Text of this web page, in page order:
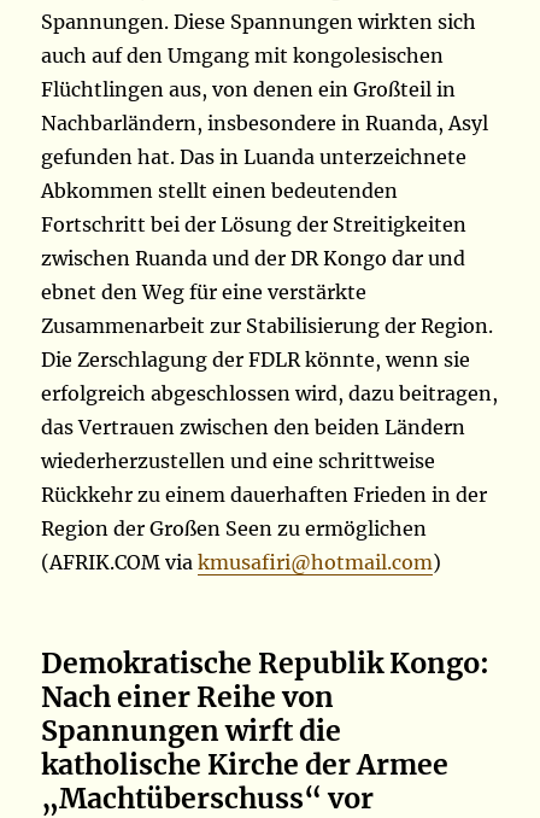
Spannungen. Diese Spannungen wirkten sich
auch auf den Umgang mit kongolesischen
Flüchtlingen aus, von denen ein Großteil in
Nachbarländern, insbesondere in Ruanda, Asyl
gefunden hat. Das in Luanda unterzeichnete
Abkommen stellt einen bedeutenden
Fortschritt bei der Lösung der Streitigkeiten
zwischen Ruanda und der DR Kongo dar und
ebnet den Weg für eine verstärkte
Zusammenarbeit zur Stabilisierung der Region.
Die Zerschlagung der FDLR könnte, wenn sie
erfolgreich abgeschlossen wird, dazu beitragen,
das Vertrauen zwischen den beiden Ländern
wiederherzustellen und eine schrittweise
Rückkehr zu einem dauerhaften Frieden in der
Region der Großen Seen zu ermöglichen
(AFRIK.COM viakmusafiri@hotmail.com)
Demokratische Republik Kongo:
Nach einer Reihe von
Spannungen wirft die
katholische Kirche der Armee
„Machtüberschuss“ vor